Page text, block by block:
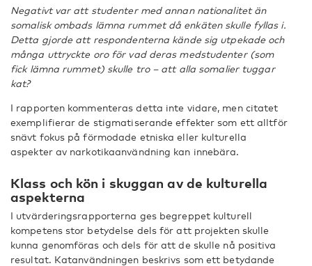
Negativt var att studenter med annan nationalitet än
somalisk ombads lämna rummet då enkäten skulle fyllas i.
Detta gjorde att respondenterna kände sig utpekade och
många uttryckte oro för vad deras medstudenter (som
fick lämna rummet) skulle tro – att alla somalier tuggar
kat?
I rapporten kommenteras detta inte vidare, men citatet
exemplifierar de stigmatiserande effekter som ett alltför
snävt fokus på förmodade etniska eller kulturella
aspekter av narkotikaanvändning kan innebära.
Klass och kön i skuggan av de kulturella
aspekterna
I utvärderingsrapporterna ges begreppet kulturell
kompetens stor betydelse dels för att projekten skulle
kunna genomföras och dels för att de skulle nå positiva
resultat. Katanvändningen beskrivs som ett betydande